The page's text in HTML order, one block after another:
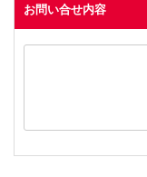
お問い合せ内容